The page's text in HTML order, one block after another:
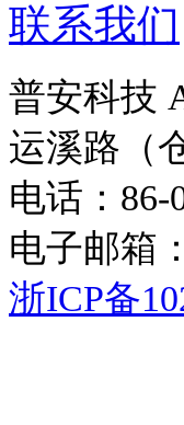
联系我们
普安科技
运溪路（
电话：86-
电子邮箱：
浙ICP备